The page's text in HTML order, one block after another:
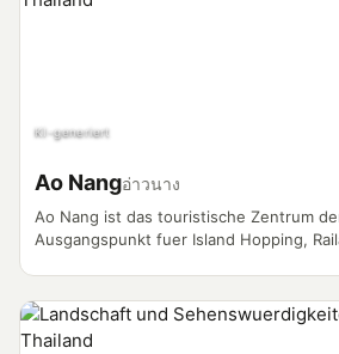
KI-generiert
Ao Nangอ่าวนาง
Ao Nang ist das touristische Zentrum
Ausgangspunkt fuer Island Hopping,
zum Vlogger-Magneten.